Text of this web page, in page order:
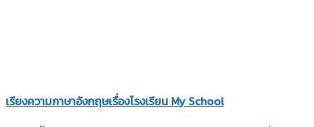
เรียงความภาษาอังกฤษเรื่องโรงเรียน My School